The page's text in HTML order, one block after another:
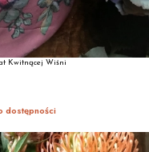
Kwitnącej Wiśni
dostępności